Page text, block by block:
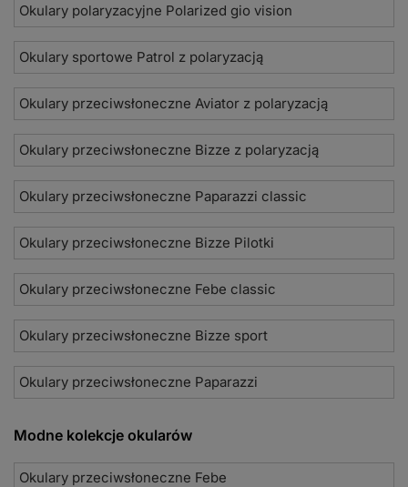
Okulary polaryzacyjne Polarized gio vision
Okulary sportowe Patrol z polaryzacją
Okulary przeciwsłoneczne Aviator z polaryzacją
Okulary przeciwsłoneczne Bizze z polaryzacją
Okulary przeciwsłoneczne Paparazzi classic
Okulary przeciwsłoneczne Bizze Pilotki
Okulary przeciwsłoneczne Febe classic
Okulary przeciwsłoneczne Bizze sport
Okulary przeciwsłoneczne Paparazzi
Modne kolekcje okularów
Okulary przeciwsłoneczne Febe